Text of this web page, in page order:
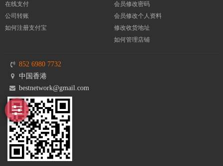
在线支付
公司转账
如何注册支付宝
会员修改密码
会员修改个人资料
修改收货地址
如何管理店铺
852 6980 7732
中国香港
bestnetwork@gmail.com